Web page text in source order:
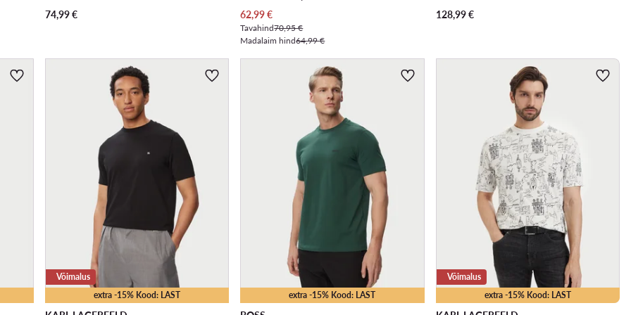
74,99€
Praegune hind
62,99€
Tavahind70,95 €
Madalaim hind64,99 €
128,99€
extra -15% Kood: LAST
Võimalus
extra -15% Kood: LAST extra -15% Kood: LAST
Võimalus